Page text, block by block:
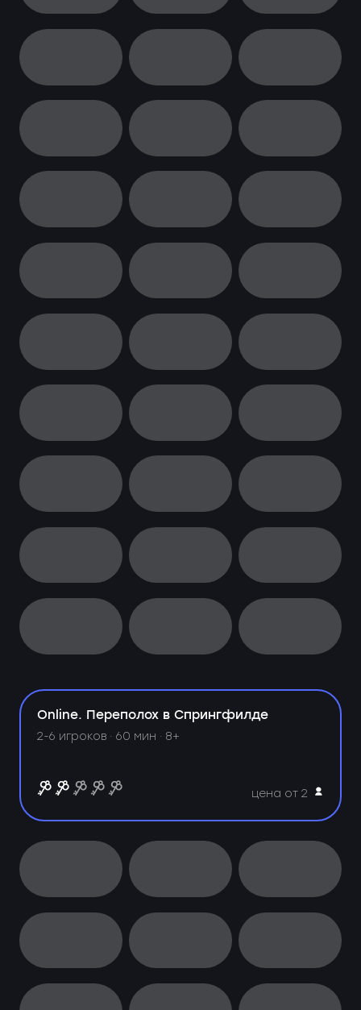
Online. Переполох в Спрингфилде
2-6 игроков · 60 мин · 8+
цена от 2